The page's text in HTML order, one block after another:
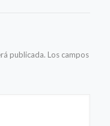
publicada. Los campos